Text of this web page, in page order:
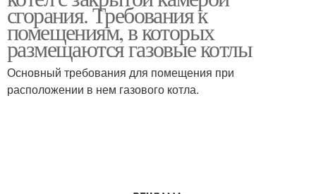
сгорания. Требования к
помещениям, в которых
размещаются газовые котлы
Основный требования для помещения при
расположении в нем газового котла.